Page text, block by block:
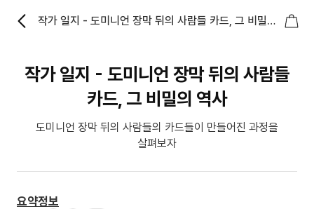
작가 일지 - 도미니언 장막 뒤의 사람들 카드, 그 비밀의
작가 일지 - 도미니언 장막 뒤의 사람들
카드, 그 비밀의 역사
도미니언 장막 뒤의 사람들의 카드들이 만들어진 과정을
살펴보자
요약정보